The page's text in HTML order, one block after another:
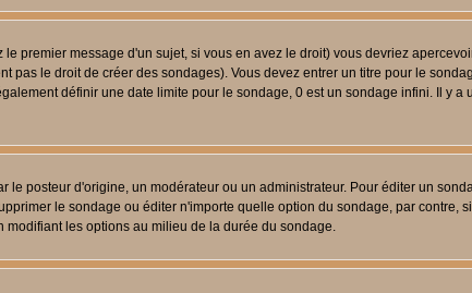
premier message d'un sujet, si vous en avez le droit) vous devriez
pas le droit de créer des sondages). Vous devez entrer un titre pour le
définir une date limite pour le sondage, 0 est un sondage infini. Il y
posteur d'origine, un modérateur ou un administrateur. Pour éditer un
le sondage ou éditer n'importe quelle option du sondage, par contre,
modifiant les options au milieu de la durée du sondage.